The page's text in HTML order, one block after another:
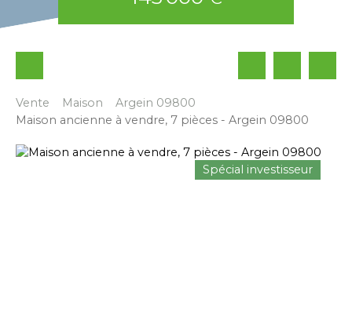
Vente Maison
Argein 09800
Maison ancienne à vendre, 7 pièces - Argein 09800
Spécial investisseur